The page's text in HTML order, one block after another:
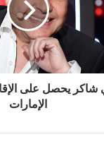
شاكر يحصل على
الإمارات